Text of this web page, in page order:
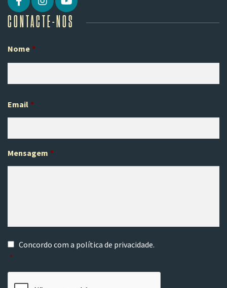
CONTACTE-NOS
Nome *
Email *
Mensagem *
C
o
n
s
Concordo com a política de privacidade.
*